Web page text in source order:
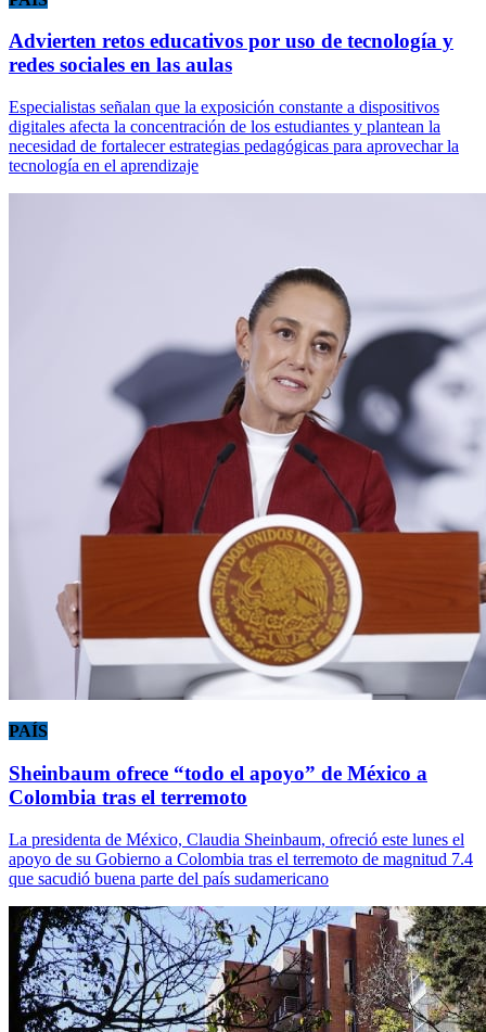
Advierten retos educativos por uso de tecnología y
redes sociales en las aulas
Especialistas señalan que la exposición constante a dispositivos
digitales afecta la concentración de los estudiantes y plantean la
necesidad de fortalecer estrategias pedagógicas para aprovechar la
tecnología en el aprendizaje
PAÍS
Sheinbaum ofrece “todo el apoyo” de México a
Colombia tras el terremoto
La presidenta de México, Claudia Sheinbaum, ofreció este lunes el
apoyo de su Gobierno a Colombia tras el terremoto de magnitud 7.4
que sacudió buena parte del país sudamericano